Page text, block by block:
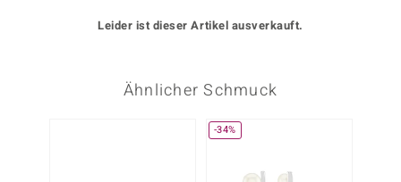
Leider ist dieser Artikel ausverkauft.
Ähnlicher Schmuck
-34%